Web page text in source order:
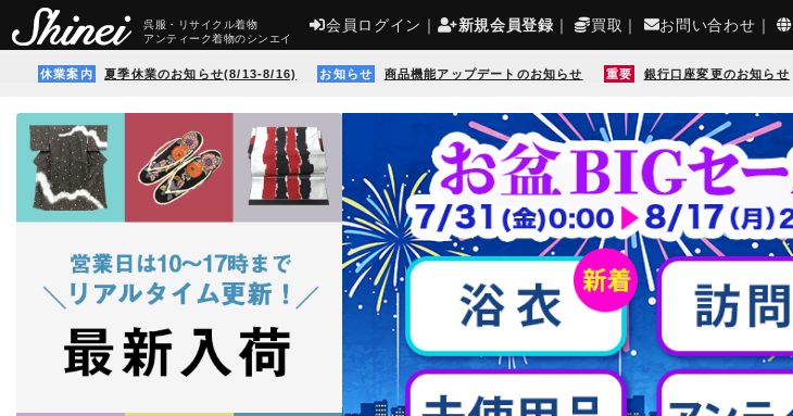
呉服・リサイクル着物
アンティーク着物のシンエイ
会員ログイン ｜ 新規会員登録 ｜ 買取 ｜ お問い合わせ ｜
休業案内 夏季休業のお知らせ(8/13-8/16) お知らせ 商品機能アップデートのお知らせ 重要 銀行口座変更のお知らせ